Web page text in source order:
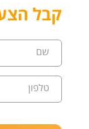
קבל
שם
טלפון